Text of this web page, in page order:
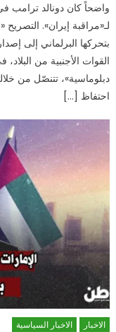
واضحاً كان دونالد ترامب
لـ«مراقبة إيران».
بتحركها البرلماني إلى
القوات الأجنبية من
دبلوماسية»، تتنصّل من
احتفاظ […]
الاخبار الاخبار السياسية